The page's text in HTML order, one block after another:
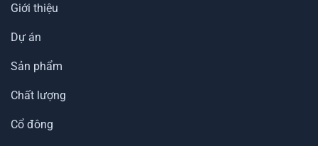
Giới thiệu
Dự án
Sản phẩm
Chất lượng
Cổ đông